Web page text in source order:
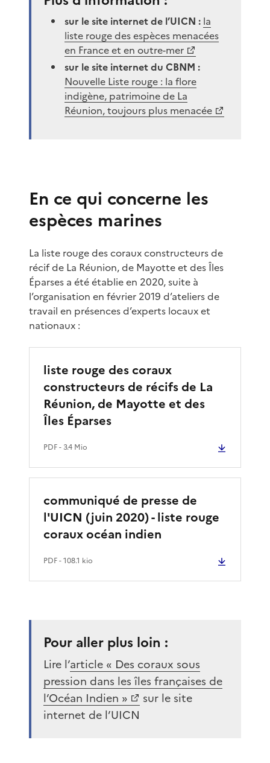
sur le site internet de l’UICN : la
liste rouge des espèces menacées
en France et en outre-mer
sur le site internet du CBNM :
Nouvelle Liste rouge : la flore
indigène, patrimoine de La
Réunion, toujours plus menacée
En ce qui concerne les
espèces marines
La liste rouge des coraux constructeurs de
récif de La Réunion, de Mayotte et des Îles
Éparses a été établie en 2020, suite à
l’organisation en février 2019 d’ateliers de
travail en présences d’experts locaux et
nationaux :
liste rouge des coraux
constructeurs de récifs de La
Réunion, de Mayotte et des
Îles Éparses
PDF- 3.4 Mio
communiqué de presse de
l'UICN (juin 2020) - liste rouge
coraux océan indien
PDF- 108.1 kio
Pour aller plus loin :
Lire l’article « Des coraux sous
pression dans les îles françaises de
l’Océan Indien »
sur le site
internet de l’UICN